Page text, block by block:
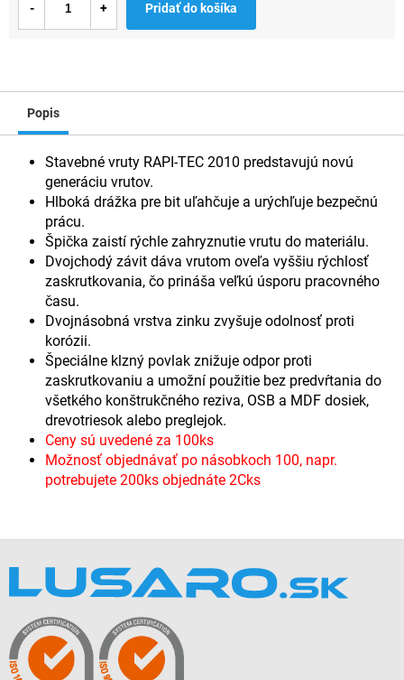
cena:
Pridať do košíka
Popis
Stavebné vruty RAPI-TEC 2010 predstavujú novú
generáciu vrutov.
Hlboká drážka pre bit uľahčuje a urýchľuje bezpečnú
prácu.
Špička zaistí rýchle zahryznutie vrutu do materiálu.
Dvojchodý závit dáva vrutom oveľa vyššiu rýchlosť
zaskrutkovania, čo prináša veľkú úsporu pracovného
času.
Dvojnásobná vrstva zinku zvyšuje odolnosť proti
korózii.
Špeciálne klzný povlak znižuje odpor proti
zaskrutkovaniu a umožní použitie bez predvŕtania do
všetkého konštrukčného reziva, OSB a MDF dosiek,
drevotriesok alebo preglejok.
Ceny sú uvedené za 100ks
Možnosť objednávať po násobkoch 100, napr.
potrebujete 200ks objednáte 2Cks